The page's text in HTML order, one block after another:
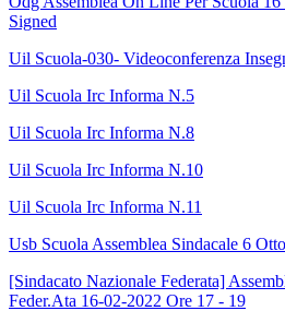
Signed
Uil Scuola-030- Videoconferenza
Uil Scuola Irc Informa N.5
Uil Scuola Irc Informa N.8
Uil Scuola Irc Informa N.10
Uil Scuola Irc Informa N.11
Usb Scuola Assemblea Sindacale 6
[Sindacato Nazionale Federata]
Feder.Ata 16-02-2022 Ore 17 - 19